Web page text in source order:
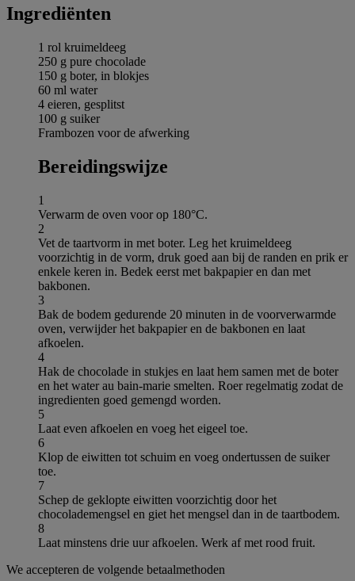
Ingrediёnten
1 rol kruimeldeeg
250 g pure chocolade
150 g boter, in blokjes
60 ml water
4 eieren, gesplitst
100 g suiker
Frambozen voor de afwerking
Bereidingswijze
1
Verwarm de oven voor op 180°C.
2
Vet de taartvorm in met boter. Leg het kruimeldeeg
voorzichtig in de vorm, druk goed aan bij de randen en prik er
enkele keren in. Bedek eerst met bakpapier en dan met
bakbonen.
3
Bak de bodem gedurende 20 minuten in de voorverwarmde
oven, verwijder het bakpapier en de bakbonen en laat
afkoelen.
4
Hak de chocolade in stukjes en laat hem samen met de boter
en het water au bain-marie smelten. Roer regelmatig zodat de
ingredienten goed gemengd worden.
5
Laat even afkoelen en voeg het eigeel toe.
6
Klop de eiwitten tot schuim en voeg ondertussen de suiker
toe.
7
Schep de geklopte eiwitten voorzichtig door het
chocolademengsel en giet het mengsel dan in de taartbodem.
8
Laat minstens drie uur afkoelen. Werk af met rood fruit.
We accepteren de volgende betaalmethoden